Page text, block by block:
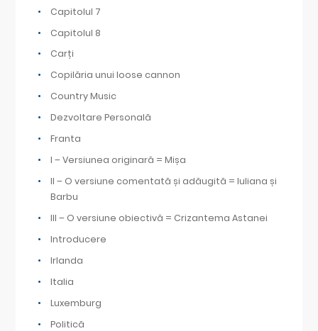
Capitolul 7
Capitolul 8
Carți
Copilăria unui loose cannon
Country Music
Dezvoltare Personală
Franta
I – Versiunea originară = Mișa
II – O versiune comentată și adăugită = Iuliana și
Barbu
III – O versiune obiectivă = Crizantema Astanei
Introducere
Irlanda
Italia
Luxemburg
Politică